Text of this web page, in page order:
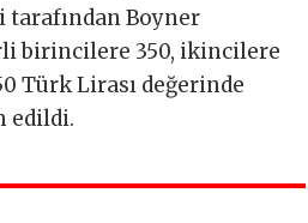
tarafından Boyner
birincilere 350, ikincilere
Türk Lirası değerinde
edildi.